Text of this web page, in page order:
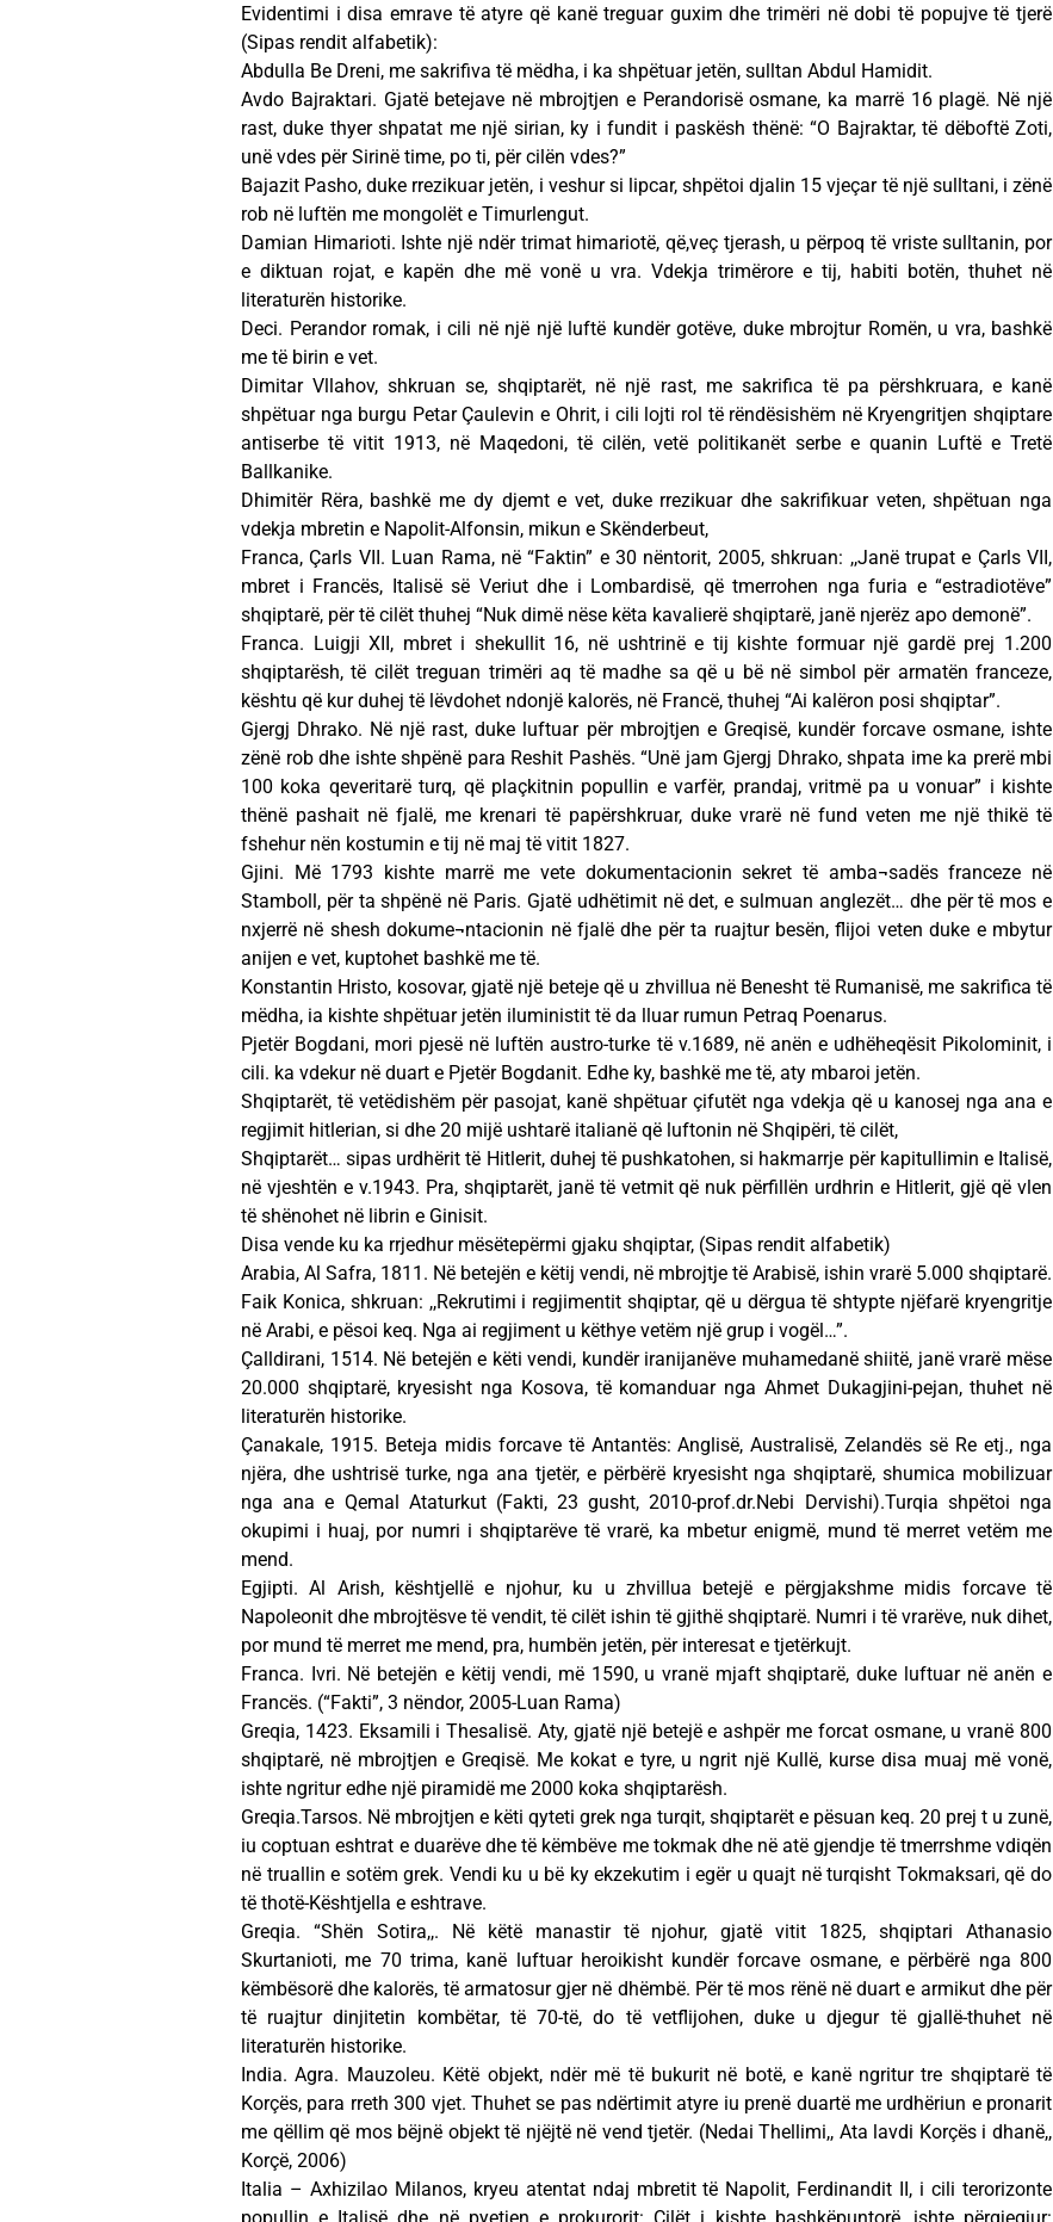
Evidentimi i disa emrave të atyre që kanë treguar guxim dhe trimëri në dobi të popujve të tjerë
(Sipas rendit alfabetik):
Abdulla Be Dreni, me sakrifiva të mëdha, i ka shpëtuar jetën, sulltan Abdul Hamidit.
Avdo Bajraktari. Gjatë betejave në mbrojtjen e Perandorisë osmane, ka marrë 16 plagë. Në një
rast, duke thyer shpatat me një sirian, ky i fundit i paskësh thënë: “O Bajraktar, të dëboftë Zoti,
unë vdes për Sirinë time, po ti, për cilën vdes?”
Bajazit Pasho, duke rrezikuar jetën, i veshur si lipcar, shpëtoi djalin 15 vjeçar të një sulltani, i zënë
rob në luftën me mongolët e Timurlengut.
Damian Himarioti. Ishte një ndër trimat himariotë, që,veç tjerash, u përpoq të vriste sulltanin, por
e diktuan rojat, e kapën dhe më vonë u vra. Vdekja trimërore e tij, habiti botën, thuhet në
literaturën historike.
Deci. Perandor romak, i cili në një një luftë kundër gotëve, duke mbrojtur Romën, u vra, bashkë
me të birin e vet.
Dimitar Vllahov, shkruan se, shqiptarët, në një rast, me sakrifica të pa përshkruara, e kanë
shpëtuar nga burgu Petar Çaulevin e Ohrit, i cili lojti rol të rëndësishëm në Kryengritjen shqiptare
antiserbe të vitit 1913, në Maqedoni, të cilën, vetë politikanët serbe e quanin Luftë e Tretë
Ballkanike.
Dhimitër Rëra, bashkë me dy djemt e vet, duke rrezikuar dhe sakrifikuar veten, shpëtuan nga
vdekja mbretin e Napolit-Alfonsin, mikun e Skënderbeut,
Franca, Çarls VII. Luan Rama, në “Faktin” e 30 nëntorit, 2005, shkruan: ,,Janë trupat e Çarls VII,
mbret i Francës, Italisë së Veriut dhe i Lombardisë, që tmerrohen nga furia e “estradiotëve”
shqiptarë, për të cilët thuhej “Nuk dimë nëse këta kavalierë shqiptarë, janë njerëz apo demonë”.
Franca. Luigji XII, mbret i shekullit 16, në ushtrinë e tij kishte formuar një gardë prej 1.200
shqiptarësh, të cilët treguan trimëri aq të madhe sa që u bë në simbol për armatën franceze,
kështu që kur duhej të lëvdohet ndonjë kalorës, në Francë, thuhej “Ai kalëron posi shqiptar”.
Gjergj Dhrako. Në një rast, duke luftuar për mbrojtjen e Greqisë, kundër forcave osmane, ishte
zënë rob dhe ishte shpënë para Reshit Pashës. “Unë jam Gjergj Dhrako, shpata ime ka prerë mbi
100 koka qeveritarë turq, që plaçkitnin popullin e varfër, prandaj, vritmë pa u vonuar” i kishte
thënë pashait në fjalë, me krenari të papërshkruar, duke vrarë në fund veten me një thikë të
fshehur nën kostumin e tij në maj të vitit 1827.
Gjini. Më 1793 kishte marrë me vete dokumentacionin sekret të amba¬sadës franceze në
Stamboll, për ta shpënë në Paris. Gjatë udhëtimit në det, e sulmuan anglezët… dhe për të mos e
nxjerrë në shesh dokume¬ntacionin në fjalë dhe për ta ruajtur besën, flijoi veten duke e mbytur
anijen e vet, kuptohet bashkë me të.
Konstantin Hristo, kosovar, gjatë një beteje që u zhvillua në Benesht të Rumanisë, me sakrifica të
mëdha, ia kishte shpëtuar jetën iluministit të da lluar rumun Petraq Poenarus.
Pjetër Bogdani, mori pjesë në luftën austro-turke të v.1689, në anën e udhëheqësit Pikolominit, i
cili. ka vdekur në duart e Pjetër Bogdanit. Edhe ky, bashkë me të, aty mbaroi jetën.
Shqiptarët, të vetëdishëm për pasojat, kanë shpëtuar çifutët nga vdekja që u kanosej nga ana e
regjimit hitlerian, si dhe 20 mijë ushtarë italianë që luftonin në Shqipëri, të cilët,
Shqiptarët… sipas urdhërit të Hitlerit, duhej të pushkatohen, si hakmarrje për kapitullimin e Italisë,
në vjeshtën e v.1943. Pra, shqiptarët, janë të vetmit që nuk përfillën urdhrin e Hitlerit, gjë që vlen
të shënohet në librin e Ginisit.
Disa vende ku ka rrjedhur mësëtepërmi gjaku shqiptar, (Sipas rendit alfabetik)
Arabia, Al Safra, 1811. Në betejën e këtij vendi, në mbrojtje të Arabisë, ishin vrarë 5.000 shqiptarë.
Faik Konica, shkruan: ,,Rekrutimi i regjimentit shqiptar, që u dërgua të shtypte njëfarë kryengritje
në Arabi, e pësoi keq. Nga ai regjiment u këthye vetëm një grup i vogël…”.
Çalldirani, 1514. Në betejën e këti vendi, kundër iranijanëve muhamedanë shiitë, janë vrarë mëse
20.000 shqiptarë, kryesisht nga Kosova, të komanduar nga Ahmet Dukagjini-pejan, thuhet në
literaturën historike.
Çanakale, 1915. Beteja midis forcave të Antantës: Anglisë, Australisë, Zelandës së Re etj., nga
njëra, dhe ushtrisë turke, nga ana tjetër, e përbërë kryesisht nga shqiptarë, shumica mobilizuar
nga ana e Qemal Ataturkut (Fakti, 23 gusht, 2010-prof.dr.Nebi Dervishi).Turqia shpëtoi nga
okupimi i huaj, por numri i shqiptarëve të vrarë, ka mbetur enigmë, mund të merret vetëm me
mend.
Egjipti. Al Arish, kështjellë e njohur, ku u zhvillua betejë e përgjakshme midis forcave të
Napoleonit dhe mbrojtësve të vendit, të cilët ishin të gjithë shqiptarë. Numri i të vrarëve, nuk dihet,
por mund të merret me mend, pra, humbën jetën, për interesat e tjetërkujt.
Franca. Ivri. Në betejën e këtij vendi, më 1590, u vranë mjaft shqiptarë, duke luftuar në anën e
Francës. (“Fakti”, 3 nëndor, 2005-Luan Rama)
Greqia, 1423. Eksamili i Thesalisë. Aty, gjatë një betejë e ashpër me forcat osmane, u vranë 800
shqiptarë, në mbrojtjen e Greqisë. Me kokat e tyre, u ngrit një Kullë, kurse disa muaj më vonë,
ishte ngritur edhe një piramidë me 2000 koka shqiptarësh.
Greqia.Tarsos. Në mbrojtjen e këti qyteti grek nga turqit, shqiptarët e pësuan keq. 20 prej t u zunë,
iu coptuan eshtrat e duarëve dhe të këmbëve me tokmak dhe në atë gjendje të tmerrshme vdiqën
në truallin e sotëm grek. Vendi ku u bë ky ekzekutim i egër u quajt në turqisht Tokmaksari, që do
të thotë-Kështjella e eshtrave.
Greqia. “Shën Sotira,,. Në këtë manastir të njohur, gjatë vitit 1825, shqiptari Athanasio
Skurtanioti, me 70 trima, kanë luftuar heroikisht kundër forcave osmane, e përbërë nga 800
këmbësorë dhe kalorës, të armatosur gjer në dhëmbë. Për të mos rënë në duart e armikut dhe për
të ruajtur dinjitetin kombëtar, të 70-të, do të vetflijohen, duke u djegur të gjallë-thuhet në
literaturën historike.
India. Agra. Mauzoleu. Këtë objekt, ndër më të bukurit në botë, e kanë ngritur tre shqiptarë të
Korçës, para rreth 300 vjet. Thuhet se pas ndërtimit atyre iu prenë duartë me urdhëriun e pronarit
me qëllim që mos bëjnë objekt të njëjtë në vend tjetër. (Nedai Thellimi,, Ata lavdi Korçës i dhanë,,
Korçë, 2006)
Italia – Axhizilao Milanos, kryeu atentat ndaj mbretit të Napolit, Ferdinandit II, i cili terorizonte